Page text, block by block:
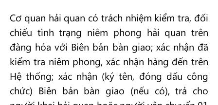
Cơ quan hải quan có trách nhiệm kiểm tra, đối
chiếu tình trạng niêm phong hải quan trên
đàng hóa với Biên bản bàn giao; xác nhận đã
kiểm tra niêm phong, xác nhận hàng đến trên
Hệ thống; xác nhận (ký tên, đóng dấu công
chức) Biên bản bàn giao (nếu có), trả cho